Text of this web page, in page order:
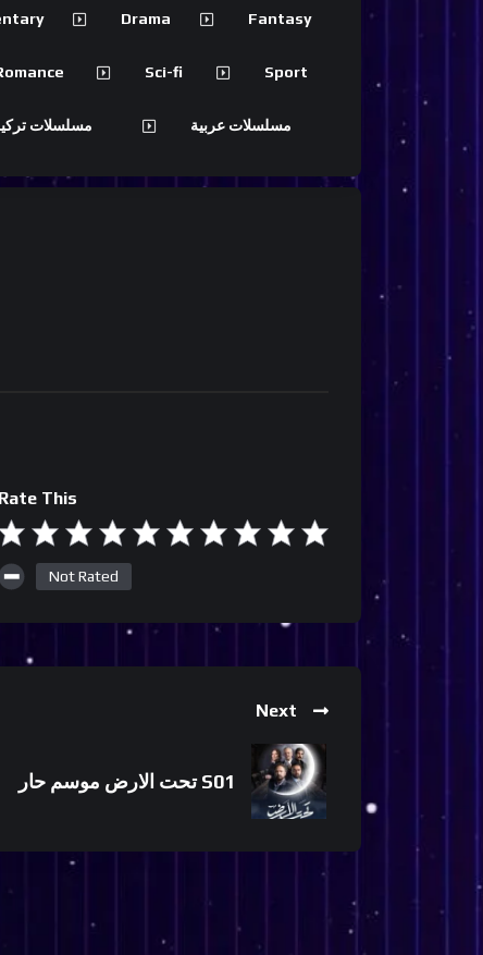
Rate This
Not Rated
Next
تحت الارض موسم حار S01
Drama Fantasy
Sci-fi Sport
مسلسلات مسلسلات عربية